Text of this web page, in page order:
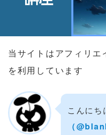
当サイトはアフィリ
を利用しています
こんにち
（‎